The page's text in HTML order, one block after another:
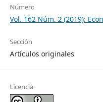
Número
Vol. 162 Núm. 2 (2019):
Sección
Artículos originales
Licencia